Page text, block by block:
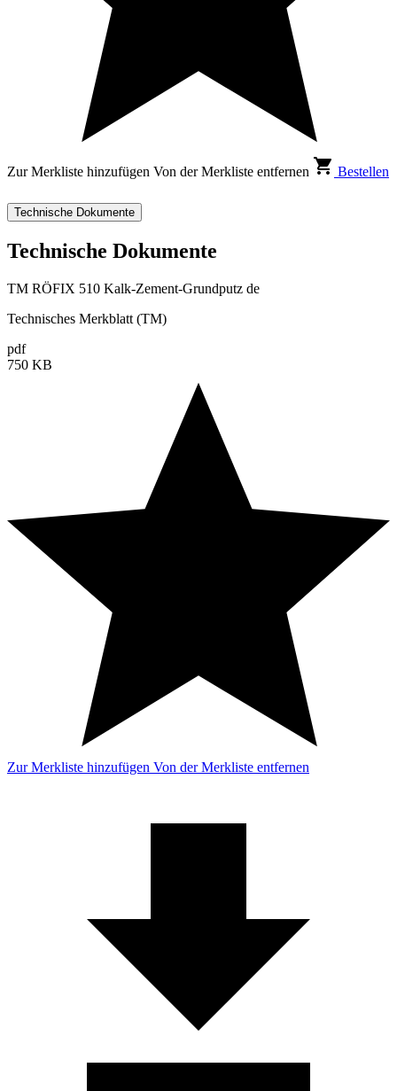
Zur Merkliste hinzufügen Von der Merkliste entfernen Bestellen
Technische Dokumente
Technische Dokumente
TM RÖFIX 510 Kalk-Zement-Grundputz de
Technisches Merkblatt (TM)
pdf
750 KB
Zur Merkliste hinzufügen Von der Merkliste entfernen